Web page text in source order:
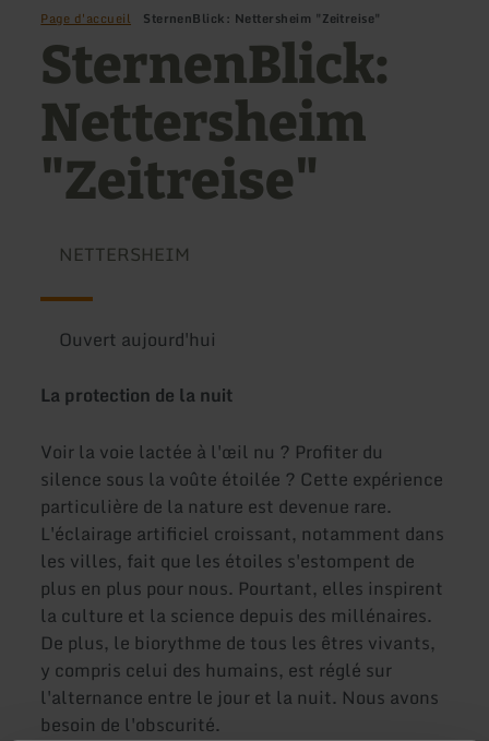
Page d'accueil SternenBlick: Nettersheim "Zeitreise"
SternenBlick:
Nettersheim
"Zeitreise"
NETTERSHEIM
Ouvert aujourd'hui
La protection de la nuit
Voir la voie lactée à l'œil nu ? Profiter du
silence sous la voûte étoilée ? Cette expérience
particulière de la nature est devenue rare.
L'éclairage artificiel croissant, notamment dans
les villes, fait que les étoiles s'estompent de
plus en plus pour nous. Pourtant, elles inspirent
la culture et la science depuis des millénaires.
De plus, le biorythme de tous les êtres vivants,
y compris celui des humains, est réglé sur
l'alternance entre le jour et la nuit. Nous avons
besoin de l'obscurité.